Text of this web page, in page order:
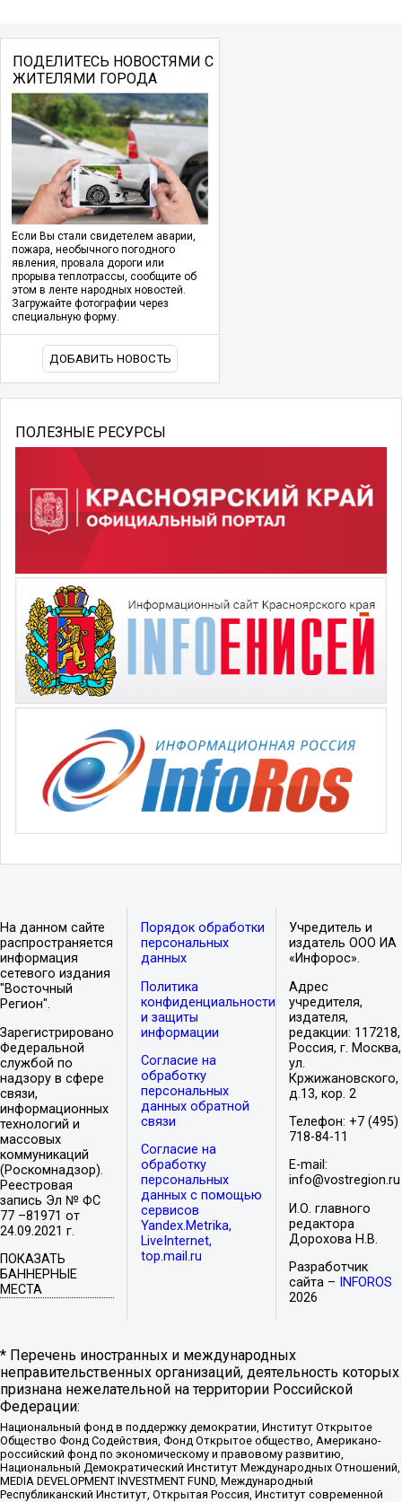
ПОДЕЛИТЕСЬ НОВОСТЯМИ С
ЖИТЕЛЯМИ ГОРОДА
Если Вы стали свидетелем аварии,
пожара, необычного погодного
явления, провала дороги или
прорыва теплотрассы, сообщите об
этом в ленте народных новостей.
Загружайте фотографии через
специальную форму.
ДОБАВИТЬ НОВОСТЬ
ПОЛЕЗНЫЕ РЕСУРСЫ
На данном сайте
распространяется
информация
сетевого издания
"Восточный
Регион".
Зарегистрировано
Федеральной
службой по
надзору в сфере
связи,
информационных
технологий и
массовых
коммуникаций
(Роскомнадзор).
Реестровая
запись Эл № ФС
77 –81971 от
24.09.2021 г.
ПОКАЗАТЬ
БАННЕРНЫЕ
МЕСТА
Порядок обработки
персональных
данных
Политика
конфиденциальности
и защиты
информации
Согласие на
обработку
персональных
данных обратной
связи
Согласие на
обработку
персональных
данных с помощью
сервисов
Yandex.Metrika,
LiveInternet,
top.mail.ru
Учредитель и
издатель ООО ИА
«Инфорос».
Адрес
учредителя,
издателя,
редакции: 117218,
Россия, г. Москва,
ул.
Кржижановского,
д.13, кор. 2
Телефон: +7 (495)
718-84-11
E-mail:
info@vostregion.ru
И.О. главного
редактора
Дорохова Н.В.
Разработчик
сайта –
INFOROS
2026
* Перечень иностранных и международных
неправительственных организаций, деятельность которых
признана нежелательной на территории Российской
Федерации:
Национальный фонд в поддержку демократии, Институт Открытое
Общество Фонд Содействия, Фонд Открытое общество, Американо-
российский фонд по экономическому и правовому развитию,
Национальный Демократический Институт Международных Отношений,
MEDIA DEVELOPMENT INVESTMENT FUND, Международный
Республиканский Институт, Открытая Россия, Институт современной